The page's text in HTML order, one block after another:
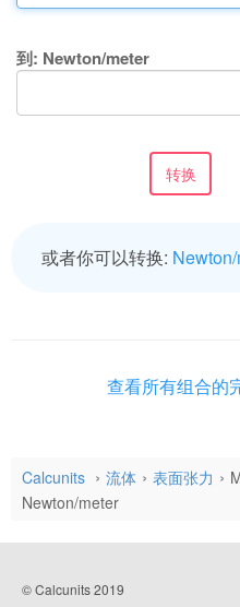
到: Newton/meter
或者你可以转换:
查看所有组合的
Calcunits 流体 表面张力
Newton/meter
© Calcunits 2019